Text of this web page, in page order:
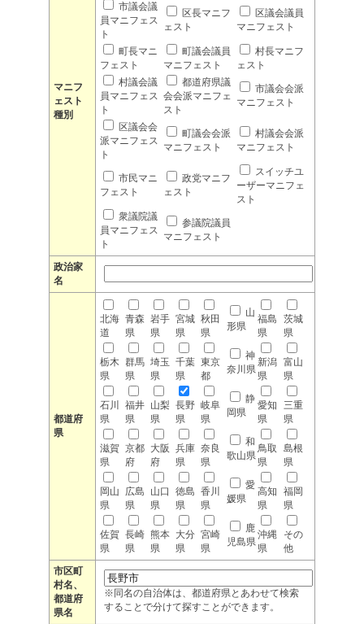
マニフ
ェスト
種別
市議会議
員マニフェス
ト
区長マニフ
ェスト
区議会議員
マニフェスト
町長マニ
フェスト
町議会議員
マニフェスト
村長マニフ
ェスト
村議会議
員マニフェス
ト
都道府県議
会会派マニフェ
スト
市議会会派
マニフェスト
区議会会
派マニフェス
ト
町議会会派
マニフェスト
村議会会派
マニフェスト
市民マニ
フェスト
政党マニフ
ェスト
スイッチユ
ーザーマニフェ
スト
衆議院議
員マニフェス
ト
参議院議員
マニフェスト
政治家
名
都道府
県
北海
道
青森
県
岩手
県
宮城
県
秋田
県
山
形県
福島
県
茨城
県
栃木
県
群馬
県
埼玉
県
千葉
県
東京
都
神
奈川県
新潟
県
富山
県
石川
県
福井
県
山梨
県
長野
県
岐阜
県
静
岡県
愛知
県
三重
県
滋賀
県
京都
府
大阪
府
兵庫
県
奈良
県
和
歌山県
鳥取
県
島根
県
岡山
県
広島
県
山口
県
徳島
県
香川
県
愛
媛県
高知
県
福岡
県
佐賀
県
長崎
県
熊本
県
大分
県
宮崎
県
鹿
児島県
沖縄
県
その
他
市区町
村名、
都道府
県名
※同名の自治体は、都道府県とあわせて検索
することで分けて探すことができます。